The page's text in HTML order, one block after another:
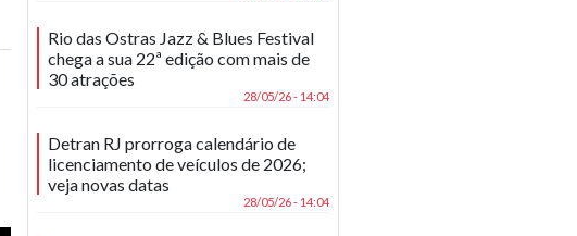
Rio das Ostras Jazz & Blues Festival
chega a sua 22ª edição com mais de
30 atrações
28/05/26 - 14:04
Detran RJ prorroga calendário de
licenciamento de veículos de 2026;
veja novas datas
28/05/26 - 14:04